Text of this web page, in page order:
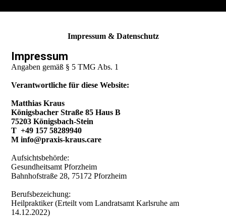
Impressum & Datenschutz
Impressum
Angaben gemäß § 5 TMG Abs. 1
Verantwortliche für diese Website:
Matthias Kraus
Königsbacher Straße 85 Haus B
75203 Königsbach-Stein
T +49 157 58289940
M info@praxis-kraus.care
Aufsichtsbehörde:
Gesundheitsamt Pforzheim
Bahnhofstraße 28, 75172 Pforzheim
Berufsbezeichung:
Heilpraktiker (Erteilt vom Landratsamt Karlsruhe am
14.12.2022)